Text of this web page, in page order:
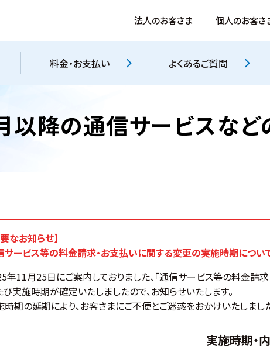
法人のお客さま 個人のお客さ
料金・お支払い よくあるご質問
降の通信サービスなど
要なお知らせ】
サービス等の料金請求・お支払いに関する変更の実施時期につい
年11月25日にご案内しておりました、「通信サービス等の料金請
び実施時期が確定いたしましたので、お知らせいたします。
時期の延期により、お客さまにご不便とご迷惑をおかけいたしまし
実施時期・